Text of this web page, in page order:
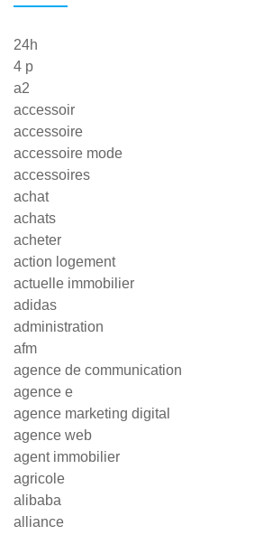
24h
4 p
a2
accessoir
accessoire
accessoire mode
accessoires
achat
achats
acheter
action logement
actuelle immobilier
adidas
administration
afm
agence de communication
agence e
agence marketing digital
agence web
agent immobilier
agricole
alibaba
alliance